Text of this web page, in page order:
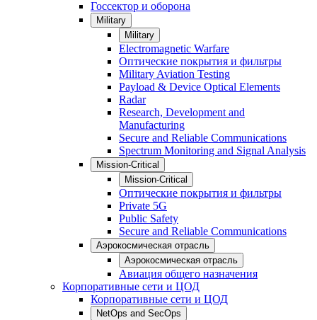
Госсектор и оборона
Military
Military
Electromagnetic Warfare
Оптические покрытия и фильтры
Military Aviation Testing
Payload & Device Optical Elements
Radar
Research, Development and
Manufacturing
Secure and Reliable Communications
Spectrum Monitoring and Signal Analysis
Mission-Critical
Mission-Critical
Оптические покрытия и фильтры
Private 5G
Public Safety
Secure and Reliable Communications
Аэрокосмическая отрасль
Аэрокосмическая отрасль
Авиация общего назначения
Корпоративные сети и ЦОД
Корпоративные сети и ЦОД
NetOps and SecOps